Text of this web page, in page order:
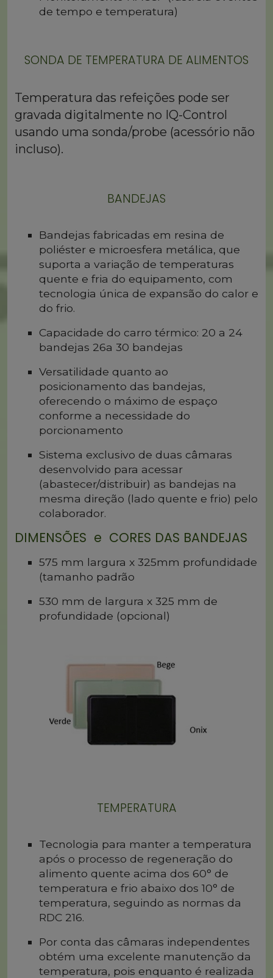
de tempo e temperatura)
SONDA DE TEMPERATURA DE ALIMENTOS
Temperatura das refeições pode ser
gravada digitalmente no IQ-Control
usando uma sonda/probe (acessório não
incluso).
BANDEJAS
Bandejas fabricadas em resina de
poliéster e microesfera metálica, que
suporta a variação de temperaturas
quente e fria do equipamento, com
tecnologia única de expansão do calor e
do frio.
Capacidade do carro térmico: 20 a 24
bandejas 26a 30 bandejas
Versatilidade quanto ao
posicionamento das bandejas,
oferecendo o máximo de espaço
conforme a necessidade do
porcionamento
Sistema exclusivo de duas câmaras
desenvolvido para acessar
(abastecer/distribuir) as bandejas na
mesma direção (lado quente e frio) pelo
colaborador.
DIMENSÕES e CORES DAS BANDEJAS
575 mm largura x 325mm profundidade
(tamanho padrão
530 mm de largura x 325 mm de
profundidade (opcional)
TEMPERATURA
Tecnologia para manter a temperatura
após o processo de regeneração do
alimento quente acima dos 60° de
temperatura e frio abaixo dos 10° de
temperatura, seguindo as normas da
RDC 216.
Por conta das câmaras independentes
obtém uma excelente manutenção da
temperatura, pois enquanto é realizada